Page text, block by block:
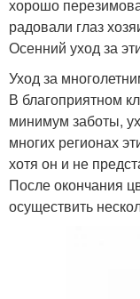
хорошо
радовали глаз
Осенний уход за
Уход за
В благоприятном
минимум заботы,
многих регионах
хотя он и не
После окончания
осуществить